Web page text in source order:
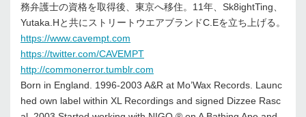
務弁護士の資格を取得後、東京へ移住。11年、Sk8ightTing、
Yutaka.Hと共にストリートウエアブランドC.Eを立ち上げる。
https://www.cavempt.com
https://twitter.com/CAVEMPT
http://commonerror.tumblr.com
Born in England. 1996-2003 A&R at Mo’Wax Records. Launc
hed own label within XL Recordings and signed Dizzee Rasc